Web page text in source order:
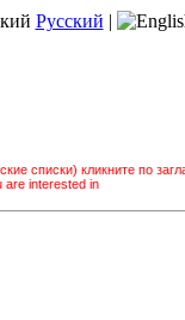
Русский |
списки) кликните по
are interested in